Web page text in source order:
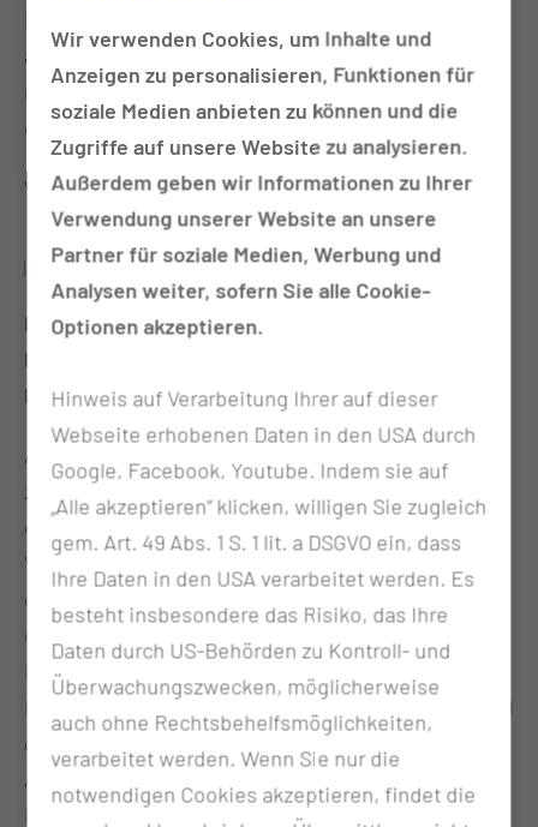
aufweisen. Insgesamt sind etwa 30 % der Frauen
mit Brustkrebs von einer relevanten Mutation oder
einer polygenetischen Veränderung betroffen.
Weitere Informationen finden Siehier. →
WIR BERATEN SIE
Die Beratung erfolgt in Form eines
Beratungsgesprächs ausschließlich für
Betroffene.
Anhand der Familiengeschichte, die die Betroffene
zuhause zusammengestellt hat, wird gemeinsam
ein Stammbaum über 3 Generationen (Mutter und
Vater) mit allen Verwandten erstellt. Alle an Krebs
erkrankten werden extra markiert und auf der Seite
des Bogens beschrieben.
Der Anamnesebogen zu den eigenen
Erkrankungen, den die Patientin ausgefüllt hat, wird
gemeinsam besprochen und ggf. ergänzt.
Alle Aufklärungsbögen über die genetische
Beratung werden gemeinsam durchgegangen und
Wir verwenden Cookies, um Inhalte und
Anzeigen zu personalisieren, Funktionen für
soziale Medien anbieten zu können und die
Zugriffe auf unsere Website zu analysieren.
Außerdem geben wir Informationen zu Ihrer
Verwendung unserer Website an unsere
Partner für soziale Medien, Werbung und
Analysen weiter, sofern Sie alle Cookie-
Optionen akzeptieren.
Hinweis auf Verarbeitung Ihrer auf dieser
Webseite erhobenen Daten in den USA durch
Google, Facebook, Youtube. Indem sie auf
„Alle akzeptieren“ klicken, willigen Sie zugleich
gem. Art. 49 Abs. 1 S. 1 lit. a DSGVO ein, dass
Ihre Daten in den USA verarbeitet werden. Es
besteht insbesondere das Risiko, das Ihre
Daten durch US-Behörden zu Kontroll- und
Überwachungszwecken, möglicherweise
auch ohne Rechtsbehelfsmöglichkeiten,
verarbeitet werden. Wenn Sie nur die
notwendigen Cookies akzeptieren, findet die